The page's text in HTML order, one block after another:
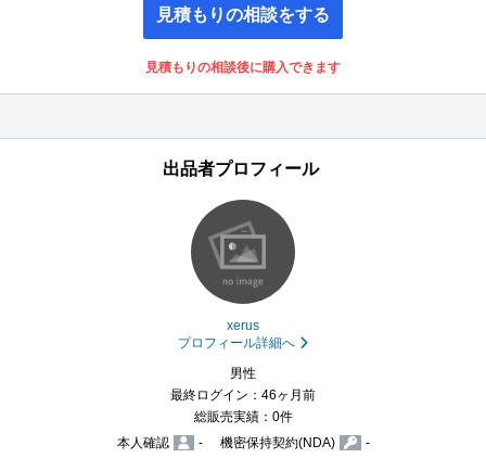
見積もりの相談をする
見積もりの相談後に購入できます
出品者プロフィール
xerus
プロフィール詳細へ
男性
最終ログイン：46ヶ月前
総販売実績：0件
本人確認
- 機密保持契約(NDA) -